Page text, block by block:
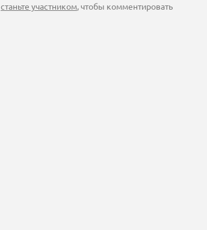
станьте участником, чтобы комментировать